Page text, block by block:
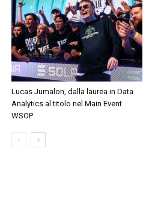
Lucas Jumalon, dalla laurea in Data
Analytics al titolo nel Main Event
WSOP